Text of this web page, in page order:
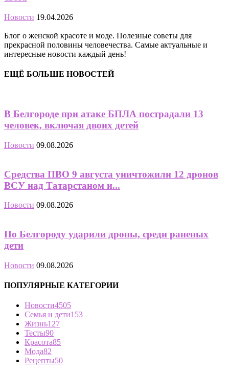
Новости 19.04.2026
Блог о женской красоте и моде. Полезные советы для
прекрасной половины человечества. Самые актуальные и
интересные новости каждый день!
ЕЩЁ БОЛЬШЕ НОВОСТЕЙ
В Белгороде при атаке БПЛА пострадали 13
человек, включая двоих детей
Новости 09.08.2026
Средства ПВО 9 августа уничтожили 12 дронов
ВСУ над Татарстаном и...
Новости 09.08.2026
По Белгороду ударили дроны, среди раненых
дети
Новости 09.08.2026
ПОПУЛЯРНЫЕ КАТЕГОРИИ
Новости4505
Семья и дети153
Жизнь127
Тесты90
Красота85
Мода82
Рецепты50